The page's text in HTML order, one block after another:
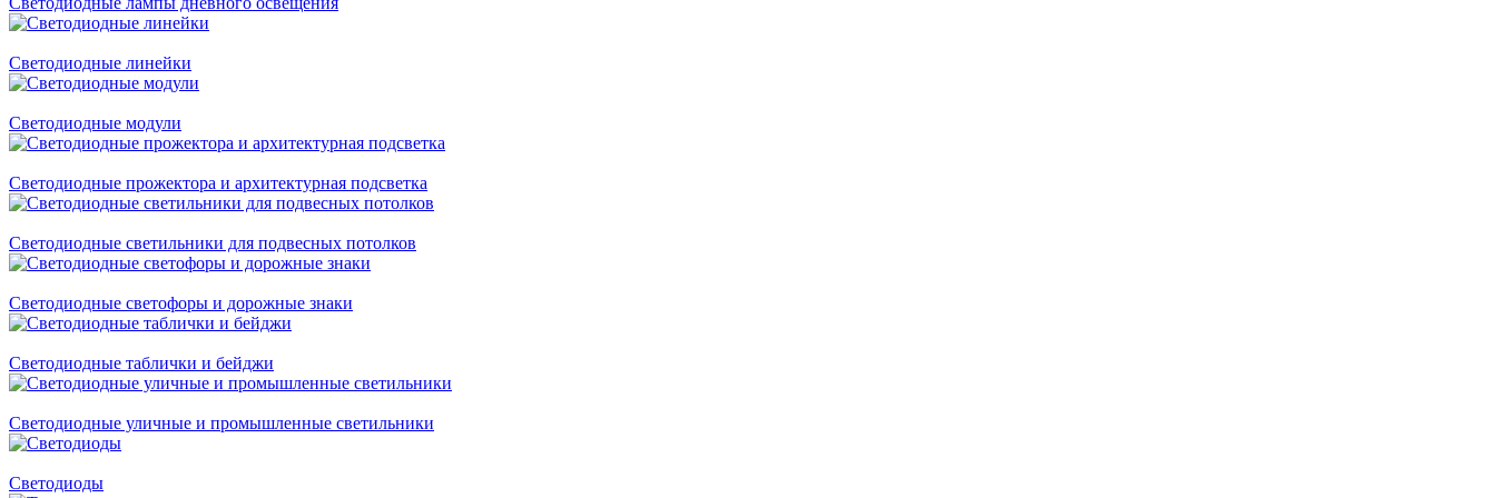
Светодиодные линейки
Светодиодные модули
Светодиодные прожектора и архитектурная подсветка
Светодиодные светильники для подвесных потолков
Светодиодные светофоры и дорожные знаки
Светодиодные таблички и бейджи
Светодиодные уличные и промышленные светильники
Светодиоды